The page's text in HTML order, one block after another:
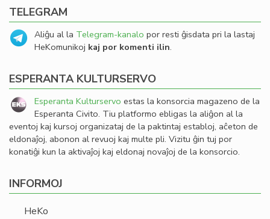
TELEGRAM
Aliĝu al la Telegram-kanalo por resti ĝisdata pri la lastaj
HeKomunikoj kaj por komenti ilin.
ESPERANTA KULTURSERVO
Esperanta Kulturservo estas la konsorcia magazeno de la
Esperanta Civito. Tiu platformo ebligas la aliĝon al la
eventoj kaj kursoj organizataj de la paktintaj establoj, aĉeton de
eldonaĵoj, abonon al revuoj kaj multe pli. Vizitu ĝin tuj por
konatiĝi kun la aktivaĵoj kaj eldonaj novaĵoj de la konsorcio.
INFORMOJ
HeKo